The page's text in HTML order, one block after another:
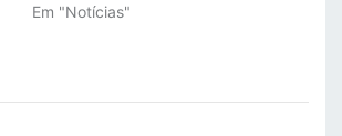
Em "Notícias"